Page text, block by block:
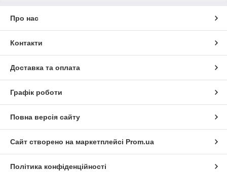
Про нас
Контакти
Доставка та оплата
Графік роботи
Повна версія сайту
Сайт створено на маркетплейсі Prom.ua
Політика конфіденційності